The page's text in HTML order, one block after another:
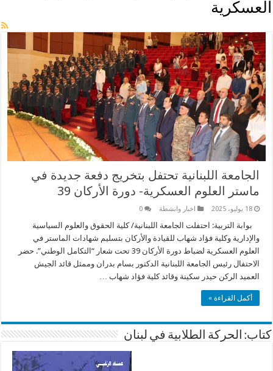
العسكرية
الجامعة اللبنانية تحتفل بتخريج دفعة جديدة في
ماستر العلوم العسكرية- دورة الأركان 39
18 يوليو، 2025 اخبار وانشطة 0
بوابة التربية: احتفلت الجامعة اللبنانية/ كلية الحقوق والعلوم السياسية
والإدارية وكلية فؤاد شهاب للقيادة والأركان بتسليم شهادات الماستر في
العلوم العسكرية لضباط دورة الأركان 39 تحت شعار “التكامل الوطني”. حضر
الاحتفال رئيس الجامعة اللبنانية الدكتور بسام بدران وممثل قائد الجيش
العميد الركن حيدر سكينة وقائد كلية فؤاد شهاب …
أكمل القراءة »
كتاب: الحركة الطلابية في لبنان